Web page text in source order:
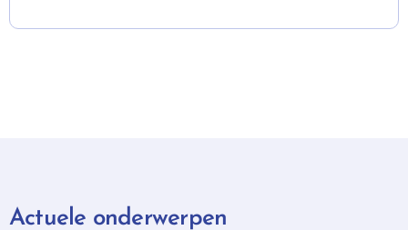
Actuele onderwerpen